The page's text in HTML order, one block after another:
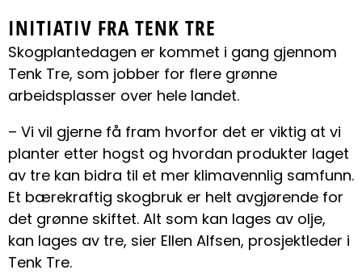
INITIATIV FRA TENK TRE
Skogplantedagen er kommet i gang gjennom
Tenk Tre, som jobber for flere grønne
arbeidsplasser over hele landet.
– Vi vil gjerne få fram hvorfor det er viktig at vi
planter etter hogst og hvordan produkter laget
av tre kan bidra til et mer klimavennlig samfunn.
Et bærekraftig skogbruk er helt avgjørende for
det grønne skiftet. Alt som kan lages av olje,
kan lages av tre, sier Ellen Alfsen, prosjektleder i
Tenk Tre.